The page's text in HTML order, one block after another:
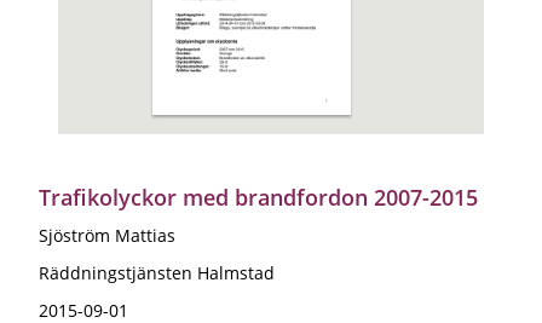
Trafikolyckor med brandfordon 2007-2015
Sjöström Mattias
Räddningstjänsten Halmstad
2015-09-01